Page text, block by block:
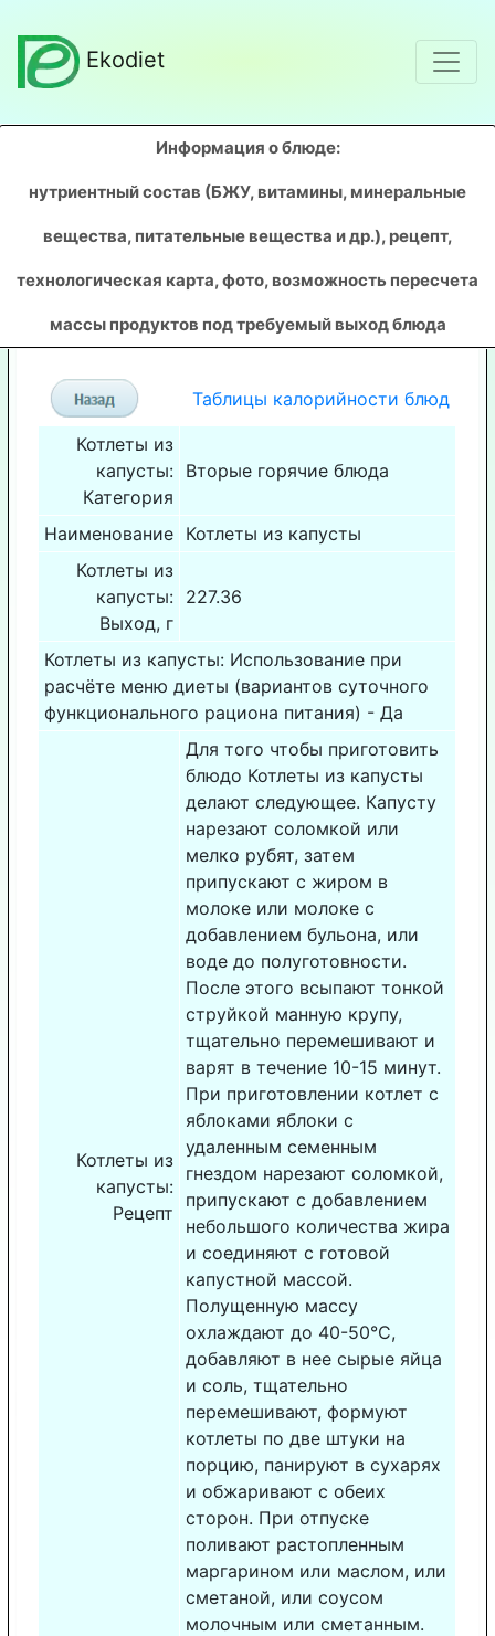
Ekodiet
Информация о блюде:
нутриентный состав (БЖУ, витамины, минеральные
вещества, питательные вещества и др.), рецепт,
технологическая карта, фото, возможность пересчета
массы продуктов под требуемый выход блюда
Таблицы калорийности блюд
Котлеты из
капусты:
Категория
Вторые горячие блюда
Наименование Котлеты из капусты
Котлеты из
капусты:
Выход, г
227.36
Котлеты из капусты: Использование при
расчёте меню диеты (вариантов суточного
функционального рациона питания) - Да
Котлеты из
капусты:
Рецепт
Для того чтобы приготовить
блюдо Котлеты из капусты
делают следующее. Капусту
нарезают соломкой или
мелко рубят, затем
припускают с жиром в
молоке или молоке с
добавлением бульона, или
воде до полуготовности.
После этого всыпают тонкой
струйкой манную крупу,
тщательно перемешивают и
варят в течение 10-15 минут.
При приготовлении котлет с
яблоками яблоки с
удаленным семенным
гнездом нарезают соломкой,
припускают с добавлением
небольшого количества жира
и соединяют с готовой
капустной массой.
Полущенную массу
охлаждают до 40-50°С,
добавляют в нее сырые яйца
и соль, тщательно
перемешивают, формуют
котлеты по две штуки на
порцию, панируют в сухарях
и обжаривают с обеих
сторон. При отпуске
поливают растопленным
маргарином или маслом, или
сметаной, или соусом
молочным или сметанным.